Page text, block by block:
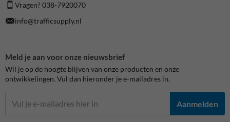
Vragen? 038-7920070
info@trafficsupply.nl
Meld je aan voor onze nieuwsbrief
Wil je op de hoogte blijven van onze producten en onze
ontwikkelingen. Vul dan hieronder je e-mailadres in.
Aanmelden